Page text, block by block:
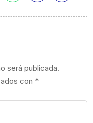
será publicada.
con *